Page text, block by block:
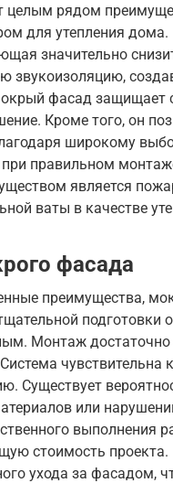
рядом
для утепления дома.
значительно
звукоизоляцию,
фасад защищает
Кроме того, он
широкому
правильном
является
ваты в качестве
фасада
преимущества,
Монтаж достаточно
чувствительна
Существует
или
выполнения
стоимость
ухода за фасадом,